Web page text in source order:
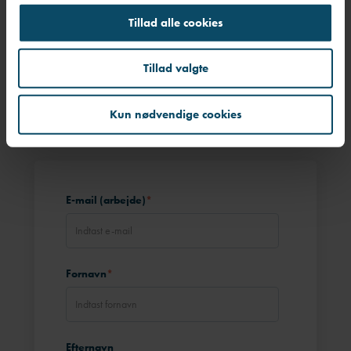
Tillad alle cookies
Tillad valgte
Kun nødvendige cookies
At give dig klare pointer, der styrker din næste beslutning, din
næste samtale og dit næste skridt frem mod et sundt arbejdsliv.
Ingen varm luft. Bare viden, der virker – leveret af rådgivere og
erhvervspsykologer, der hver dag hjælper mennesker og
organisationer sikkert gennem transitioner.
Er du med?
E-mail (arbejde)*
Fornavn*
Efternavn